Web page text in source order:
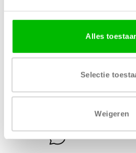
Alles
Selectie
Weigeren
MDF 1 –
Gratis levering vanaf € 750,-